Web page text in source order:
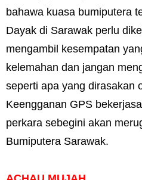
bahawa kuasa bumiputera
Dayak di Sarawak perlu
mengambil kesempatan
kelemahan dan jangan
seperti apa yang dirasakan
Keengganan GPS
perkara sebegini akan
Bumiputera Sarawak.